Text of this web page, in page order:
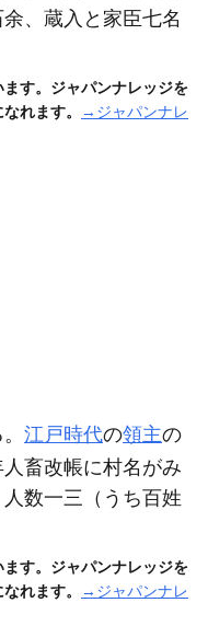
、蔵入と家臣七名
す。ジャパンナレッジを
れます。
→ジャパンナレ
江戸時代の領主の
畜改帳に村名がみ
数一三 （うち百姓
す。ジャパンナレッジを
れます。
→ジャパンナレ